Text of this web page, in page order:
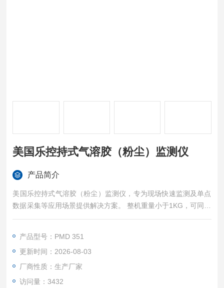
美国乐控持式气溶胶（粉尘）监测仪
产品简介
美国乐控持式气溶胶（粉尘）监测仪，专为现场快速监测及单点
数据采集等应用场景提供解决方案。 整机重量小于1KG，可同时
监测PM1, PM2.5, PM4, PM10, TSP数据，非常适合现场及点源
电池，正常可运行8小时以上。广泛适用于工业卫生、点源位置
监测、户外大气质量、室内空气质量、工程验证等场景。
产品型号：PMD 351
更新时间：2026-08-03
厂商性质：生产厂家
访问量：3432